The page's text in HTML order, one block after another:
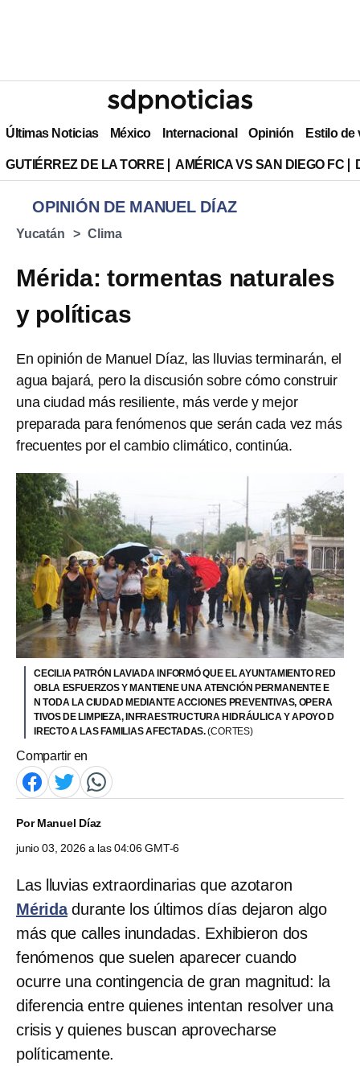
Últimas Noticias México Internacional Opinión Estilo de
GUTIÉRREZ DE LA TORRE AMÉRICA VS SAN DIEGO FC
OPINIÓN DE MANUEL DÍAZ
Yucatán Clima
Mérida: tormentas naturales
y políticas
En opinión de Manuel Díaz, las lluvias terminarán, el
agua bajará, pero la discusión sobre cómo construir
una ciudad más resiliente, más verde y mejor
preparada para fenómenos que serán cada vez más
frecuentes por el cambio climático, continúa.
CECILIA PATRÓN LAVIADA INFORMÓ QUE EL AYUNTAMIENTO RED
OBLA ESFUERZOS Y MANTIENE UNA ATENCIÓN PERMANENTE E
N TODA LA CIUDAD MEDIANTE ACCIONES PREVENTIVAS, OPERA
TIVOS DE LIMPIEZA, INFRAESTRUCTURA HIDRÁULICA Y APOYO D
IRECTO A LAS FAMILIAS AFECTADAS.(CORTES)
Compartir en
PorManuel Díaz
junio 03, 2026 a las 04:06 GMT-6
Las lluvias extraordinarias que azotaron
Mérida durante los últimos días dejaron algo
más que calles inundadas. Exhibieron dos
fenómenos que suelen aparecer cuando
ocurre una contingencia de gran magnitud: la
diferencia entre quienes intentan resolver una
crisis y quienes buscan aprovecharse
políticamente.